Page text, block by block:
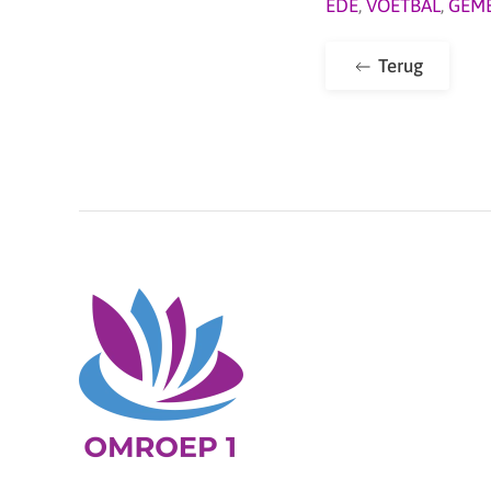
EDE, VOETBAL,
Terug